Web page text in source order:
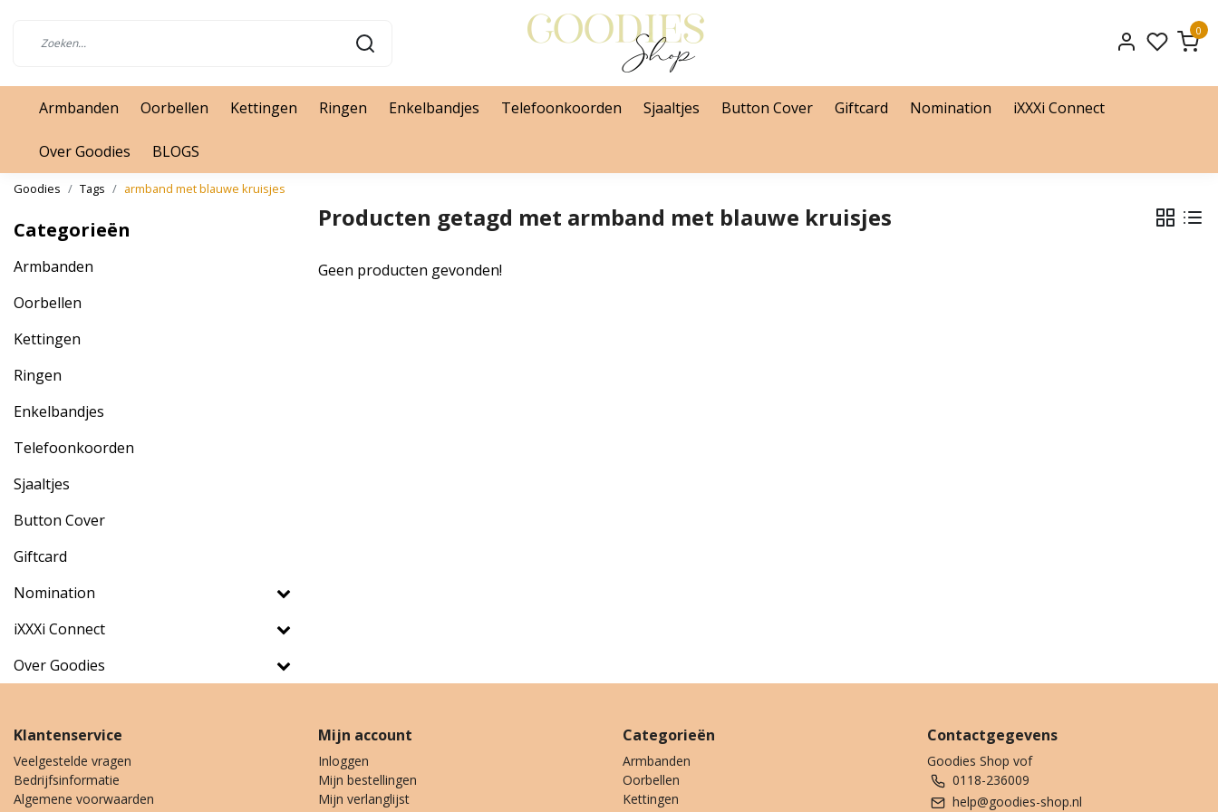
0
Armbanden Oorbellen Kettingen Ringen Enkelbandjes Telefoonkoorden Sjaaltjes Button Cover Giftcard Nomination iXXXi Connect
Over Goodies BLOGS
Goodies Tags armband met blauwe kruisjes
Categorieën
Armbanden
Oorbellen
Kettingen
Ringen
Enkelbandjes
Telefoonkoorden
Sjaaltjes
Button Cover
Giftcard
Nomination
iXXXi Connect
Over Goodies
Producten getagd met armband met blauwe kruisjes
Geen producten gevonden!
Klantenservice
Veelgestelde vragen
Bedrijfsinformatie
Algemene voorwaarden
Mijn account
Inloggen
Mijn bestellingen
Mijn verlanglijst
Categorieën
Armbanden
Oorbellen
Kettingen
Contactgegevens
Goodies Shop vof
0118-236009
help@goodies-shop.nl